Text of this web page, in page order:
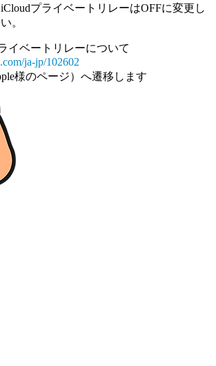
プライベートリレーはOFFに変更し
。
イベートリレーについて
ja-jp/102602
様のページ）へ遷移します